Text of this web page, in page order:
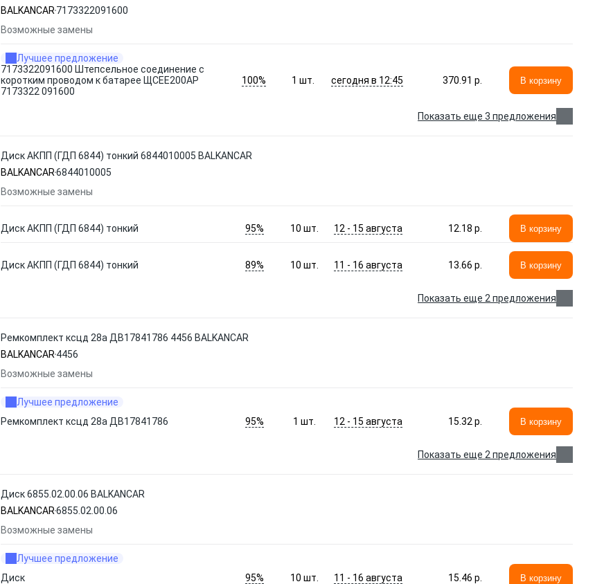
BALKANCAR 7173322091600
Возможные замены
Лучшее предложение
7173322091600 Штепсельное соединение с
коротким проводом к батарее ЩСЕЕ200АР
7173322 091600
100% 1 шт. сегодня в 12:45 370.91 p. В корзину
Показать еще 3 предложения
Диск АКПП (ГДП 6844) тонкий 6844010005 BALKANCAR
BALKANCAR6844010005
Возможные замены
Диск АКПП (ГДП 6844) тонкий 95% 10 шт. 12 - 15 августа 12.18 p. В корзину
Диск АКПП (ГДП 6844) тонкий 89% 10 шт. 11 - 16 августа 13.66 p. В корзину
Показать еще 2 предложения
Ремкомплект ксцд 28а ДВ17841786 4456 BALKANCAR
BALKANCAR 4456
Возможные замены
Лучшее предложение
Ремкомплект ксцд 28а ДВ17841786
95% 1 шт. 12 - 15 августа 15.32 p. В корзину
Показать еще 2 предложения
Диск 6855.02.00.06 BALKANCAR
BALKANCAR6855.02.00.06
Возможные замены
Лучшее предложение
Диск
95% 10 шт. 11 - 16 августа 15.46 p. В корзину